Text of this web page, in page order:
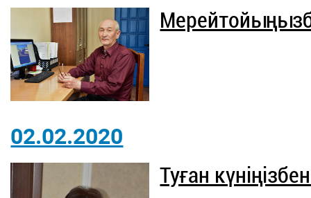
02.02.2020
Туған